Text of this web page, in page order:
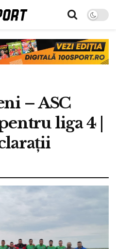
– ASC
liga 4 |